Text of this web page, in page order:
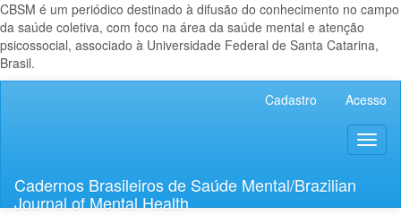
CBSM é um periódico destinado à difusão do conhecimento no campo
da saúde coletiva, com foco na área da saúde mental e atenção
psicossocial, associado à Universidade Federal de Santa Catarina,
Brasil.
Lateral
Cadastro Acesso
Cadernos Brasileiros de Saúde Mental/Brazilian
Journal of Mental Health